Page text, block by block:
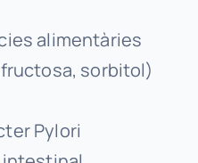
alimentàries
sorbitol)
Pylori